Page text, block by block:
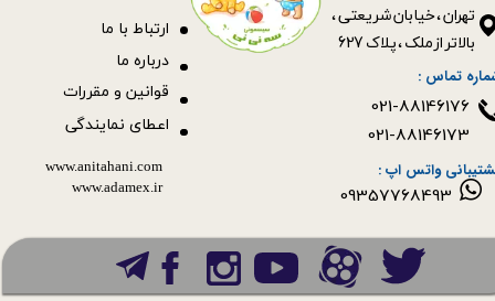
​​​​​​​تهران ، خیابان شریعتی ،
بالاتر از ملک ، پلاک 627​​​​​​​
قوانین و مقررات
ارتباط با ما
09357768493
درباره ما
اعطای نمایندگی
www.anitahani.com
www.ada​​​​​​​mex.ir
تماس :
واتس اپ :